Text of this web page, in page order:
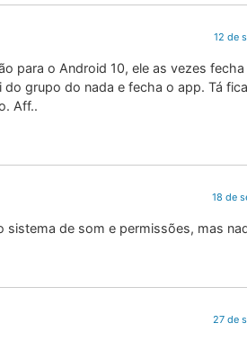
12 de
para o Android 10, ele as vezes
grupo do nada e fecha o app. Tá
Aff..
18 de
de som e permissões, mas
27 de